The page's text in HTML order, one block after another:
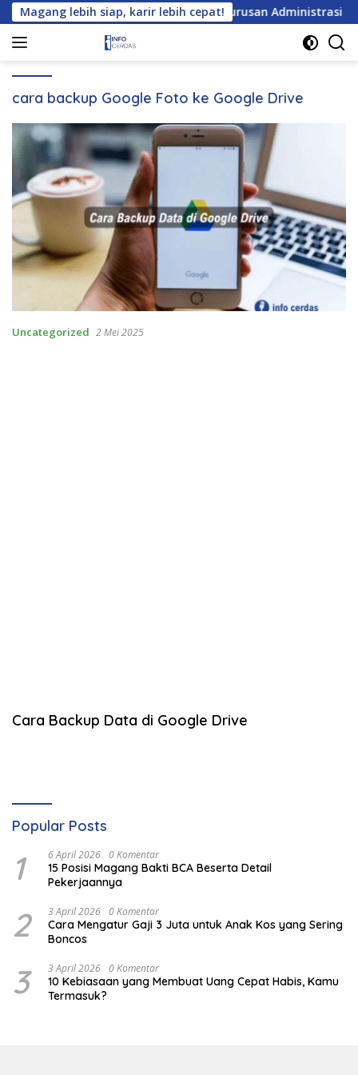
Langsung
ke
konten
Magang lebih siap, karir lebih cepat!
Cek Daftar Tempat Magang untuk Jurusan Administrasi
cara backup Google Foto ke Google Drive
Uncategorized 2 Mei 2025
Cara Backup Data di Google Drive
Popular Posts
1 6 April 2026 0 Komentar
15 Posisi Magang Bakti BCA Beserta Detail
Pekerjaannya
2 3 April 2026 0 Komentar
Cara Mengatur Gaji 3 Juta untuk Anak Kos yang Sering
Boncos
3 3 April 2026 0 Komentar
10 Kebiasaan yang Membuat Uang Cepat Habis, Kamu
Termasuk?